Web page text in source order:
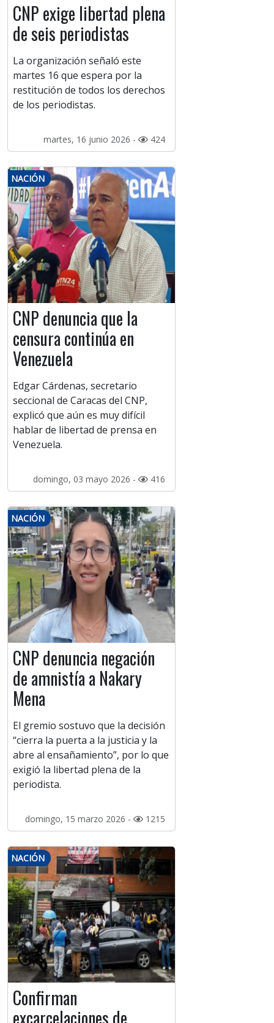
CNP exige libertad plena
de seis periodistas
La organización señaló este
martes 16 que espera por la
restitución de todos los derechos
de los periodistas.
martes, 16 junio 2026 - 424
NACIÓN
CNP denuncia que la
censura continúa en
Venezuela
Edgar Cárdenas, secretario
seccional de Caracas del CNP,
explicó que aún es muy difícil
hablar de libertad de prensa en
Venezuela.
domingo, 03 mayo 2026 - 416
NACIÓN
CNP denuncia negación
de amnistía a Nakary
Mena
El gremio sostuvo que la decisión
“cierra la puerta a la justicia y la
abre al ensañamiento”, por lo que
exigió la libertad plena de la
periodista.
domingo, 15 marzo 2026 - 1215
NACIÓN
Confirman
excarcelaciones de